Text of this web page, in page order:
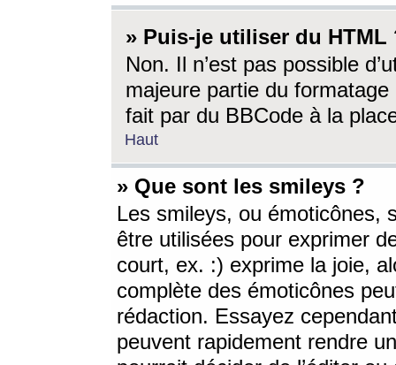
» Puis-je utiliser du HTML
Non. Il n’est pas possible
majeure partie du
fait par du BBCode à la
Haut
» Que sont les smileys ?
Les smileys, ou émoticônes,
être utilisées pour exprimer
court, ex. :) exprime la joie,
complète des émoticônes
rédaction. Essayez
peuvent rapidement rendre